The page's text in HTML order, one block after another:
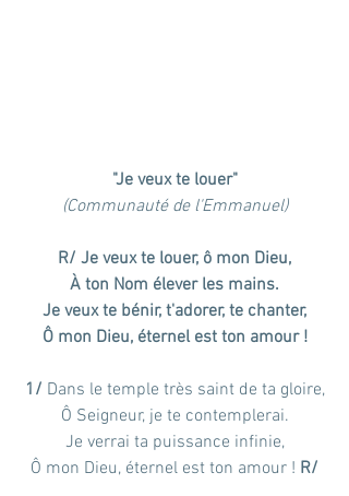
"Je veux te louer"
(Communauté de l'Emmanuel)
R/ Je veux te louer, ô mon Dieu,
À ton Nom élever les mains.
Je veux te bénir, t'adorer, te chanter,
Ô mon Dieu, éternel est ton amour !
1/ Dans le temple très saint de ta gloire,
Ô Seigneur, je te contemplerai.
Je verrai ta puissance infinie,
Ô mon Dieu, éternel est ton amour ! R/